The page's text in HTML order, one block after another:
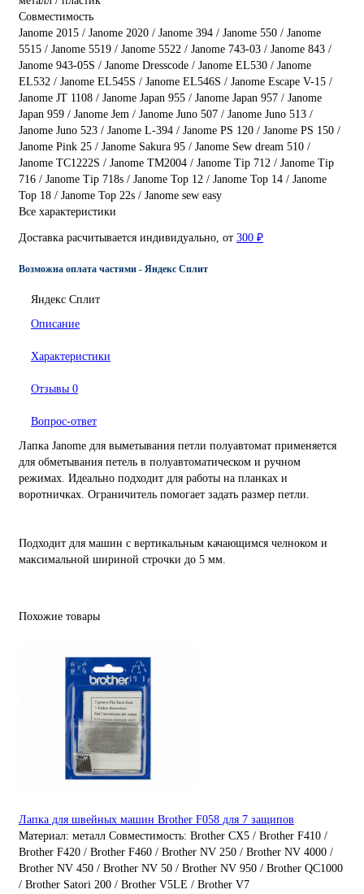
Совместимость
Janome 2015 / Janome 2020 / Janome 394 / Janome 550 / Janome
5515 / Janome 5519 / Janome 5522 / Janome 743-03 / Janome 843 /
Janome 943-05S / Janome Dresscode / Janome EL530 / Janome
EL532 / Janome EL545S / Janome EL546S / Janome Escape V-15 /
Janome JT 1108 / Janome Japan 955 / Janome Japan 957 / Janome
Japan 959 / Janome Jem / Janome Juno 507 / Janome Juno 513 /
Janome Juno 523 / Janome L-394 / Janome PS 120 / Janome PS 150 /
Janome Pink 25 / Janome Sakura 95 / Janome Sew dream 510 /
Janome TC1222S / Janome TM2004 / Janome Tip 712 / Janome Tip
716 / Janome Tip 718s / Janome Top 12 / Janome Top 14 / Janome
Top 18 / Janome Top 22s / Janome sew easy
Все характеристики
Доставка расчитывается индивидуально, от 300 ₽
Возможна оплата частями - Яндекс Сплит
Яндекс Сплит
Описание
Характеристики
Отзывы 0
Вопрос-ответ
Лапка Janome для выметывания петли полуавтомат применяется
для обметывания петель в полуавтоматическом и ручном
режимах. Идеально подходит для работы на планках и
воротничках. Ограничитель помогает задать размер петли.
Подходит для машин с вертикальным качающимся челноком и
максимальной шириной строчки до 5 мм.
Похожие товары
Лапка для швейных машин Brother F058 для 7 защипов
Материал: металл Совместимость: Brother CX5 / Brother F410 /
Brother F420 / Brother F460 / Brother NV 250 / Brother NV 4000 /
Brother NV 450 / Brother NV 50 / Brother NV 950 / Brother QC1000
/ Brother Satori 200 / Brother V5LE / Brother V7